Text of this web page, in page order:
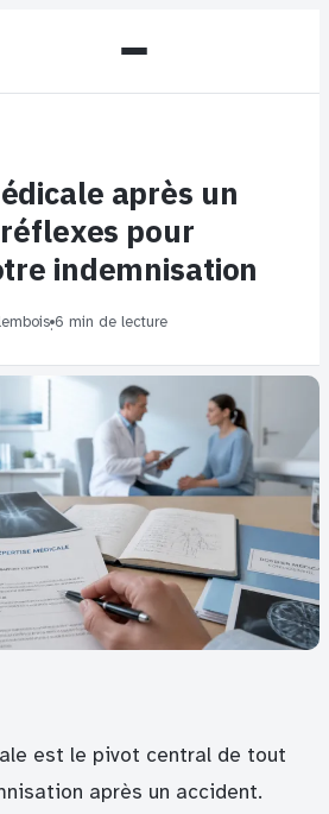
après un
pour
indemnisation
·6 min de lecture
est le pivot central de tout
après un accident.